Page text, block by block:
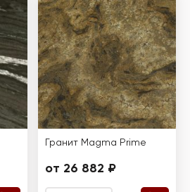
Гранит Magma Prime
от 26 882 ₽